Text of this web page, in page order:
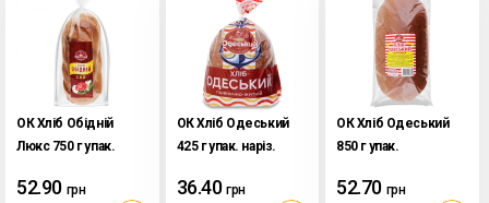
ОК Хліб Обідній
Люкс 750 г упак.
52.90 грн
ОК Хліб Одеський
425 г упак. наріз.
36.40 грн
ОК Хліб Одеський
850 г упак.
52.70 грн